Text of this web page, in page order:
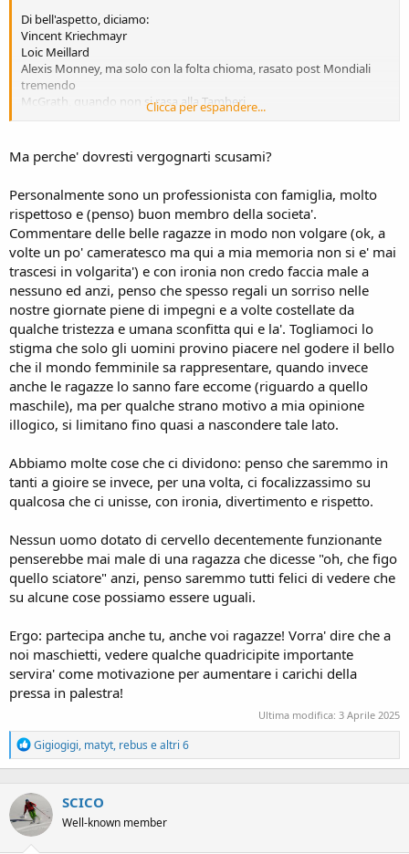
Di bell'aspetto, diciamo:
Vincent Kriechmayr
Loic Meillard
Alexis Monney, ma solo con la folta chioma, rasato post Mondiali
tremendo
McGrath, quando non si rasa alla Tamberi
Nulla di paragonabile alle loro colleghe fatalone chiappe al vento sui
social
Fine Ot per me, un po' mi vergogno anche va'
Clicca per espandere...
Ma perche' dovresti vergognarti scusami?
Personalmente sono un professionista con famiglia, molto
rispettoso e (penso) buon membro della societa'.
Commentare delle belle ragazze in modo non volgare (ok, a
volte un po' cameratesco ma qui a mia memoria non si e' mai
trascesi in volgarita') e con ironia non credo faccia male a
nessuno ed anzi, penso che spesso regali un sorriso nelle
nostre giornate piene di impegni e a volte costellate da
qualche tristezza e umana sconfitta qui e la'. Togliamoci lo
stigma che solo gli uomini provino piacere nel godere il bello
che il mondo femminile sa rappresentare, quando invece
anche le ragazze lo sanno fare eccome (riguardo a quello
maschile), ma per qualche strano motivo a mia opinione
illogico, si limitano fino quasi a nascondere tale lato.
Abbiamo molte cose che ci dividono: penso che saremmo in
tanti a gioire se invece, per una volta, ci focalizzassimo su
qualcosa che ci unisse, con ironia, divertimento e rispetto.
Nessun uomo dotato di cervello decentemente funzionante
penserebbe mai male di una ragazza che dicesse "oh, che figo
quello sciatore" anzi, penso saremmo tutti felici di vedere che
su alcune cose possiamo essere uguali.
Ergo: partecipa anche tu, anche voi ragazze! Vorra' dire che a
noi maschietti, vedere qualche quadricipite importante
servira' come motivazione per aumentare i carichi della
pressa in palestra!
Ultima modifica: 3 Aprile 2025
R
e
a
t
i
o
n
Gigiogigi, matyt, rebus e altri 6
SCICO
Well-known member